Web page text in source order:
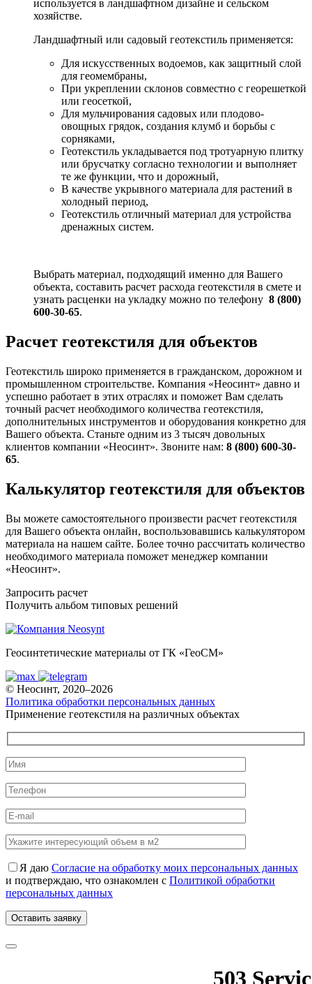
используется в ландшафтном дизайне и сельском
хозяйстве.
Ландшафтный или садовый геотекстиль применяется:
Для искусственных водоемов, как защитный слой
для геомембраны,
При укреплении склонов совместно с георешеткой
или геосеткой,
Для мульчирования садовых или плодово-
овощных грядок, создания клумб и борьбы с
сорняками,
Геотекстиль укладывается под тротуарную плитку
или брусчатку согласно технологии и выполняет
те же функции, что и дорожный,
В качестве укрывного материала для растений в
холодный период,
Геотекстиль отличный материал для устройства
дренажных систем.
Выбрать материал, подходящий именно для Вашего
объекта, составить расчет расхода геотекстиля в смете и
узнать расценки на укладку можно по телефону 8 (800)
600-30-65.
Расчет геотекстиля для объектов
Геотекстиль широко применяется в гражданском, дорожном и
промышленном строительстве. Компания «Неосинт» давно и
успешно работает в этих отраслях и поможет Вам сделать
точный расчет необходимого количества геотекстиля,
дополнительных инструментов и оборудования конкретно для
Вашего объекта. Станьте одним из 3 тысяч довольных
клиентов компании «Неосинт». Звоните нам: 8 (800) 600-30-
65.
Калькулятор геотекстиля для объектов
Вы можете самостоятельного произвести расчет геотекстиля
для Вашего объекта онлайн, воспользовавшись калькулятором
материала на нашем сайте. Более точно рассчитать количество
необходимого материала поможет менеджер компании
«Неосинт».
Запросить расчет
Получить альбом типовых решений
Геосинтетические материалы от ГК «ГеоСМ»
© Неосинт, 2020–2026
Политика обработки персональных данных
Применение геотекстиля на различных объектах
Я даю Согласие на обработку моих персональных данных
и подтверждаю, что ознакомлен с Политикой обработки
персональных данных